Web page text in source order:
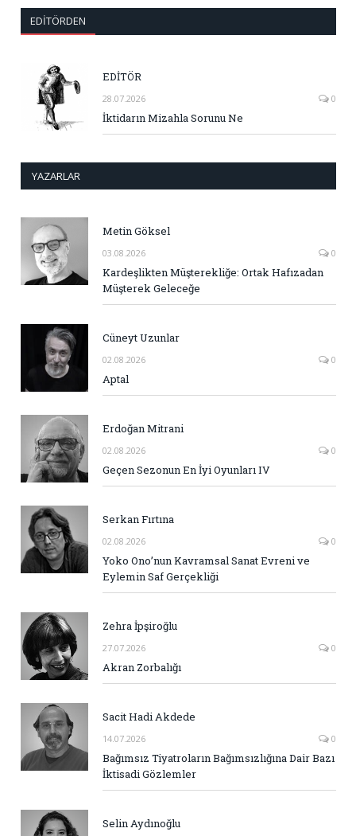
EDITÖRDEN
EDİTÖR
28.07.2026 0
İktidarın Mizahla Sorunu Ne
YAZARLAR
Metin Göksel
03.08.2026 0
Kardeşlikten Müşterekliğe: Ortak Hafızadan
Müşterek Geleceğe
Cüneyt Uzunlar
02.08.2026 0
Aptal
Erdoğan Mitrani
02.08.2026 0
Geçen Sezonun En İyi Oyunları IV
Serkan Fırtına
02.08.2026 0
Yoko Ono’nun Kavramsal Sanat Evreni ve
Eylemin Saf Gerçekliği
Zehra İpşiroğlu
27.07.2026 0
Akran Zorbalığı
Sacit Hadi Akdede
14.07.2026 0
Bağımsız Tiyatroların Bağımsızlığına Dair Bazı
İktisadi Gözlemler
Selin Aydınoğlu